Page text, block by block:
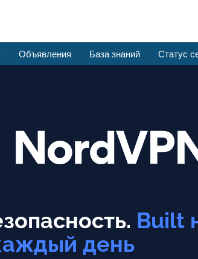
Объявления База знаний Статус
Built
день